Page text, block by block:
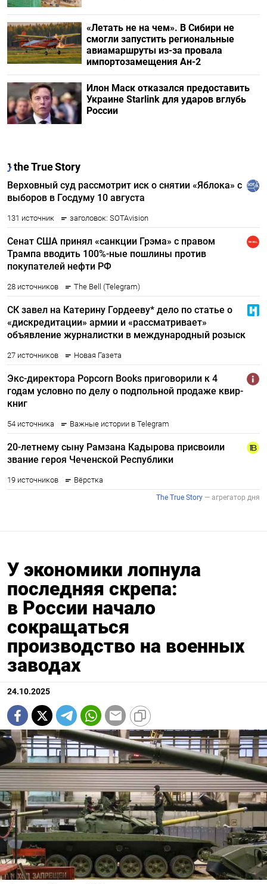
«Летать не на чем». В Сибири не
смогли запустить региональные
авиамаршруты из-за провала
импортозамещения Ан-2
Илон Маск отказался предоставить
Украине Starlink для ударов вглубь
России
У экономики лопнула
последняя скрепа:
в России начало
сокращаться
производство на военных
заводах
24.10.2025